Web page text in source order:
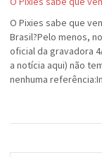
learningand working
this is all you wantbut
believe that it's
when you least
itwaiting round the
youLove comes
quicklywhatever you
O Pixies sabe que
Brasil?Pelo menos,
oficial da gravadora
a notícia aqui) não
nenhuma
America, marking
since 1992's massive